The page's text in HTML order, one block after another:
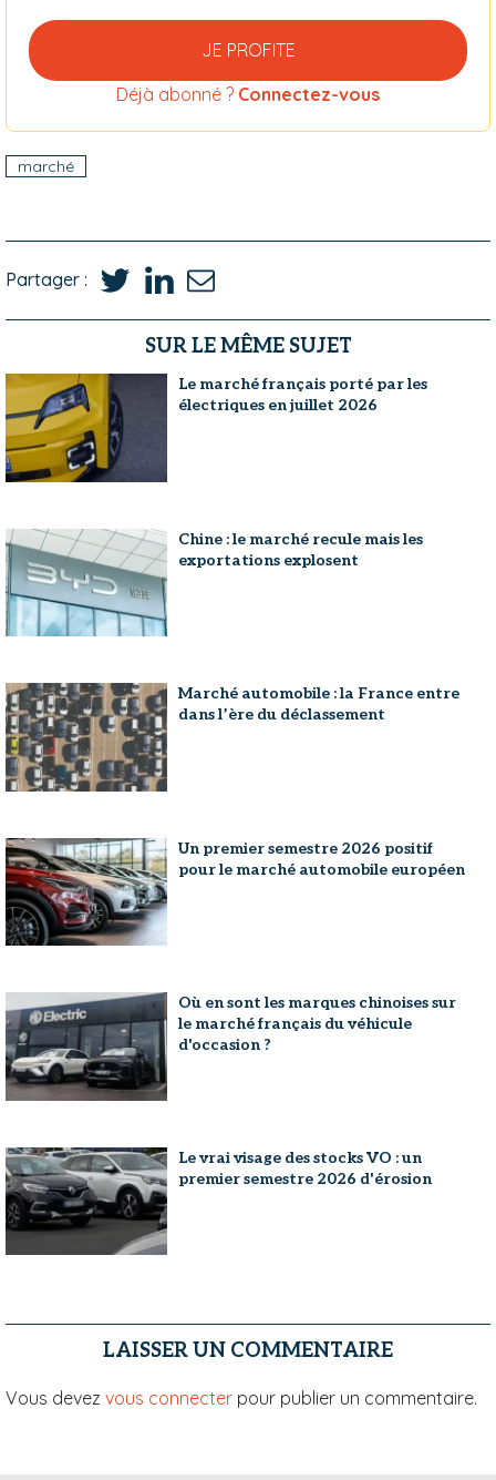
JE PROFITE
Déjà abonné ? Connectez-vous
marché
Partager :
SUR LE MÊME SUJET
Le marché français porté par les
électriques en juillet 2026
Chine : le marché recule mais les
exportations explosent
Marché automobile : la France entre
dans l’ère du déclassement
Un premier semestre 2026 positif
pour le marché automobile européen
Où en sont les marques chinoises sur
le marché français du véhicule
d'occasion ?
Le vrai visage des stocks VO : un
premier semestre 2026 d'érosion
LAISSER UN COMMENTAIRE
Vous devez vous connecter pour publier un commentaire.